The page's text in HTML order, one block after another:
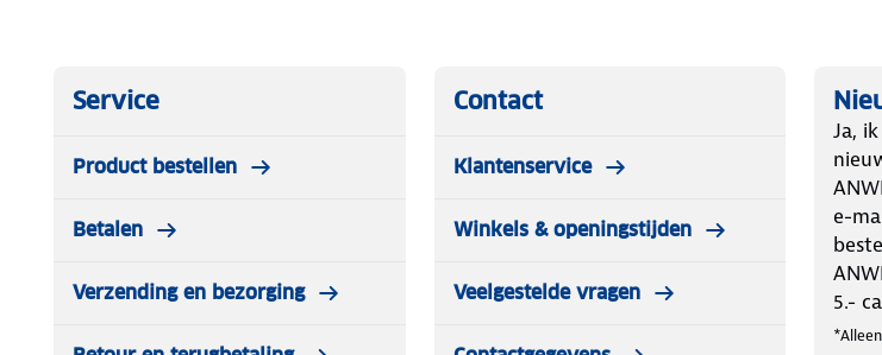
Service
Product bestellen
Betalen
Verzending en bezorging
Contact
Klantenservice
Winkels & openingstijden
Veelgestelde vragen
Ja,
e-
5.-